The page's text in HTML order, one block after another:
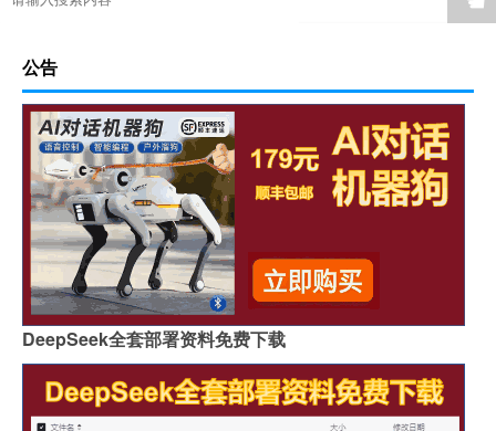
公告
DeepSeek全套部署资料免费下载